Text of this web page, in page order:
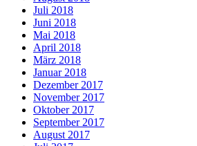
Juli 2018
Juni 2018
Mai 2018
April 2018
März 2018
Januar 2018
Dezember 2017
November 2017
Oktober 2017
September 2017
August 2017